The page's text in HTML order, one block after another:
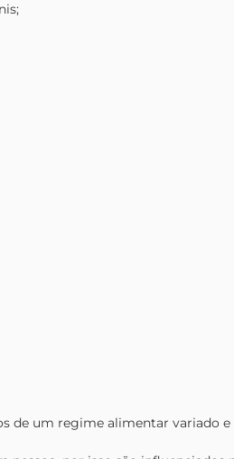
de um regime alimentar variado